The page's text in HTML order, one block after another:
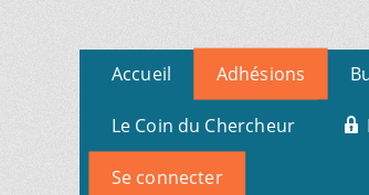
Menu
primaire
contenu
Accueil Adhésions
Le Coin du Chercheur
Se connecter